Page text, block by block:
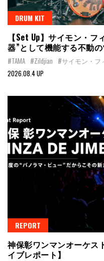
DRUM KIT
【Set Up】サイモン・
器”として機能する不動
#TAMA #Zildjian #サイモン・フ
2026.08.4 UP
REPORT
神保彰ワンマンオーケス
イブレポート】